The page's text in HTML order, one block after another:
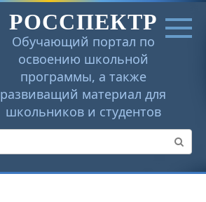
РОССПЕКТР
Обучающий портал по
освоению школьной
программы, а также
развиващий материал для
школьников и студентов